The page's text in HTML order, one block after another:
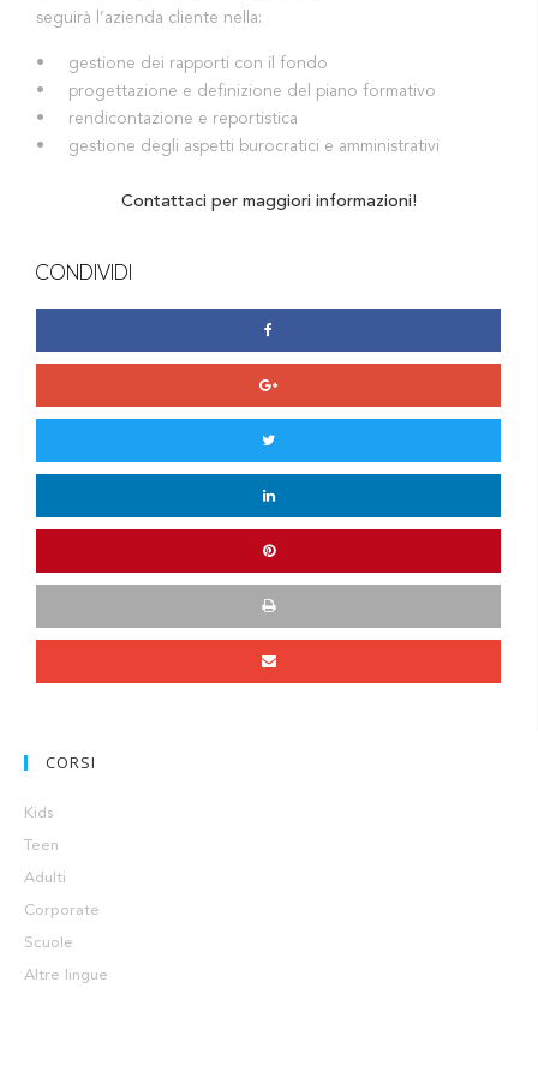
seguirà l’azienda cliente nella:
• gestione dei rapporti con il fondo
• progettazione e definizione del piano formativo
• rendicontazione e reportistica
• gestione degli aspetti burocratici e amministrativi
Contattaci per maggiori informazioni!
CONDIVIDI
CORSI
Kids
Teen
Adulti
Corporate
Scuole
Altre lingue